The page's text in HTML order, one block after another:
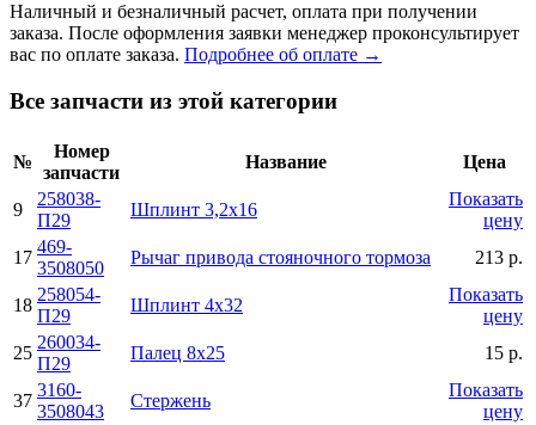
Наличный и безналичный расчет, оплата при получении
заказа. После оформления заявки менеджер проконсультирует
вас по оплате заказа. Подробнее об оплате →
Все запчасти из этой категории
№
Номер
запчасти
Название Цена
9
258038-
П29
Шплинт 3,2х16
Показать
цену
17
469-
3508050
Рычаг привода стояночного тормоза 213 р.
18
258054-
П29
Шплинт 4х32
Показать
цену
25
260034-
П29
Палец 8х25 15 р.
37
3160-
3508043
Стержень
Показать
цену